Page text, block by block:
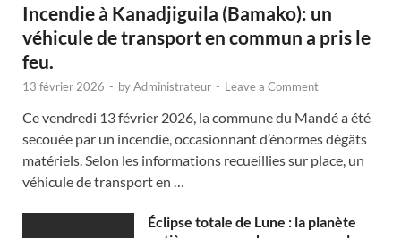
Incendie à Kanadjiguila (Bamako): un
véhicule de transport en commun a pris le
feu.
13 février 2026 - byAdministrateur - Leave a Comment
Ce vendredi 13 février 2026, la commune du Mandé a été
secouée par un incendie, occasionnant d’énormes dégâts
matériels. Selon les informations recueillies sur place, un
véhicule de transport en …
Éclipse totale de Lune : la planète